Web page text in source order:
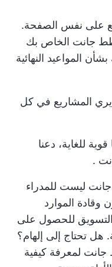
على نفس الصفحة.
جانت الخاص بك
المواعيد النهائية
المشاريع في كل
للغاية، دعنا
.
ليست للمدراء
وقادة الموارد
التسويق للحصول على
هل تحتاج إلى إلهام؟
جانت لمعرفة كيفية